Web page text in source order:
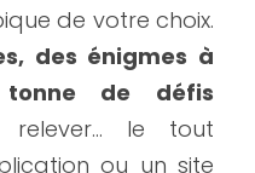
des énigmes à
de défis
le tout
ou un site